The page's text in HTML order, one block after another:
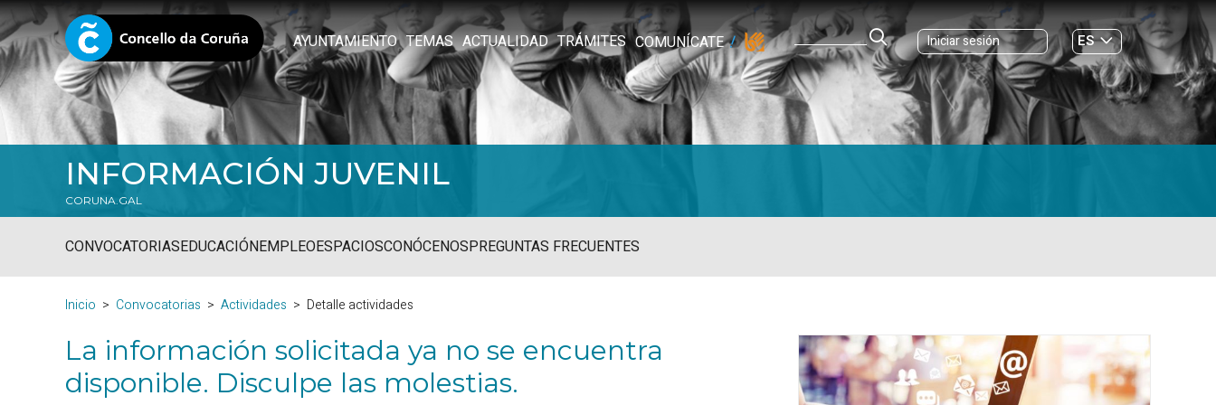
AYUNTAMIENTO TEMAS ACTUALIDAD TRÁMITES COMUNÍCATE Iniciar sesión
ES
GL
INFORMACIÓN JUVENIL
CORUNA.GAL
CONVOCATORIASEDUCACIÓNEMPLEOESPACIOSCONÓCENOSPREGUNTAS FRECUENTES
Inicio Convocatorias Actividades Detalle actividades
La información solicitada ya no se encuentra
disponible. Disculpe las molestias.